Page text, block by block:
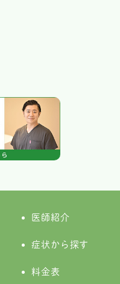
医師紹介
症状から探す
料金表